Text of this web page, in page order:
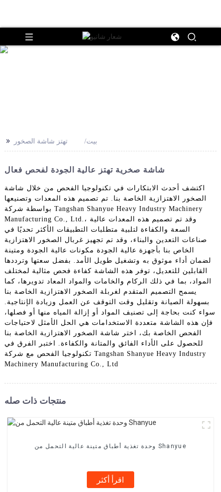
>> بيت تهتز شاشة الصخور
شاشة صخرية تهتز عالية الجودة لفحص فعال
اكتشف أحدث الابتكارات في تكنولوجيا الفحص من خلال شاشة
الصخور الاهتزازية الخاصة بنا. تم تصميم هذه المعدات وتصنيعها
بواسطة شركة Tangshan Shanyue Heavy Industry Machinery
Manufacturing Co., Ltd.، وقد تم تصميم هذه المعدات عالية
السعة والكفاءة لتلبية متطلبات التطبيقات الأكثر تحديًا في
صناعات التعدين والبناء، وقد تم تجهيز غربال الصخور الاهتزازية
الخاص بنا بأجهزة عالية الجودة مكونات عالية الجودة ومتينة
لضمان أداء موثوق به وتشغيل طويل الأمد. بفضل سعتها وترددها
القابلين للتعديل، توفر هذه الشاشة كفاءة فحص مثالية لمختلف
المواد، بما في ذلك الركام والخامات والمواد المعاد تدويرها، كما
يسمح التصميم المتقدم لغربلة الصخور الاهتزازية الخاصة بنا
بسهولة الصيانة وتقليل وقت التوقف عن العمل وزيادة الإنتاجية.
سواء كنت بحاجة إلى تصنيف المواد أو إزالة المياه منها أو فصلها،
فإن هذه الشاشة متعددة الاستخدامات هي الحل الأمثل لاحتياجات
الفحص الخاصة بك، اختر شاشة الصخور الاهتزازية الخاصة بنا
للحصول على الأداء الفائق والمتانة والكفاءة. اختبر الفرق في
تكنولوجيا الفحص مع شركة Tangshan Shanyue Heavy Industry
Machinery Manufacturing Co., Ltd
منتجات ذات صله
وحدة تغذية أطباق متينة عالية التحمل من Shanyue
اقرأ أكثر